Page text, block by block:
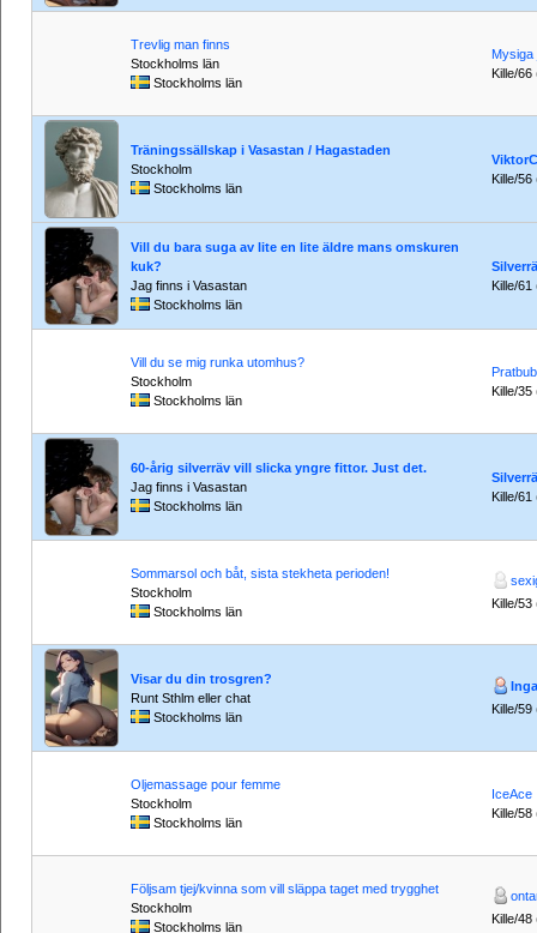
Trevlig man finns
Stockholms län
Stockholms län
Mysiga
Kille/66
Träningssällskap i Vasastan / Hagastaden
Stockholm
Stockholms län
ViktorC
Kille/56
Vill du bara suga av lite en lite äldre mans omskuren
kuk?
Jag finns i Vasastan
Stockholms län
Kille/61
Vill du se mig runka utomhus?
Stockholm
Stockholms län
Kille/35
60-årig silverräv vill slicka yngre fittor. Just det.
Jag finns i Vasastan
Stockholms län
Kille/61
Sommarsol och båt, sista stekheta perioden!
Stockholm
Stockholms län
Kille/53
Visar du din trosgren?
Runt Sthlm eller chat
Stockholms län
Kille/59
Oljemassage pour femme
Stockholm
Stockholms län
IceAce
Kille/58
Följsam tjej/kvinna som vill släppa taget med trygghet
Stockholm
Stockholms län
Kille/48